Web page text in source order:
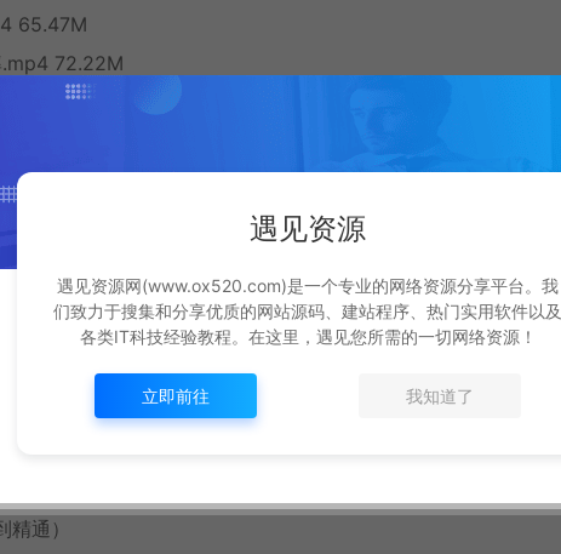
65.47M
.mp4 72.22M
做小红书.mp4 48.32M
.mp4 18.00M
款封面.mp4 20.54M
时间做出80%的成绩.mp4 67.86M
书号的步骤.mp4 34.24M
的爆款笔记.mp4 109.73M
选题.mp4 114.82M
.mp4 81.66M
64.84M
账号.mp4 99.41M
通）
遇见资源
遇见资源网(www.ox520.com)是一个专业的网络资源分享平台。我
们致力于搜集和分享优质的网站源码、建站程序、热门实用软件以及
各类IT科技经验教程。在这里，遇见您所需的一切网络资源！
立即前往 我知道了